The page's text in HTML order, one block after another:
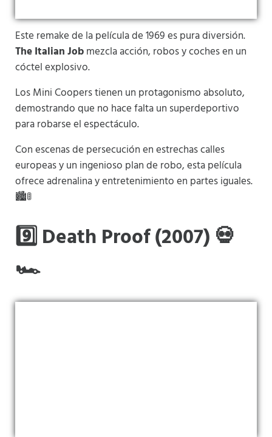
Este remake de la película de 1969 es pura diversión.
The Italian Jobmezcla acción, robos y coches en un
cóctel explosivo.
Los Mini Coopers tienen un protagonismo absoluto,
demostrando que no hace falta un superdeportivo
para robarse el espectáculo.
Con escenas de persecución en estrechas calles
europeas y un ingenioso plan de robo, esta película
ofrece adrenalina y entretenimiento en partes iguales.
🏙️🚦
9️⃣ Death Proof (2007) 💀
🏎️